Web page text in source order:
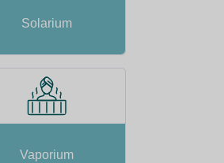
Solarium
Vaporium